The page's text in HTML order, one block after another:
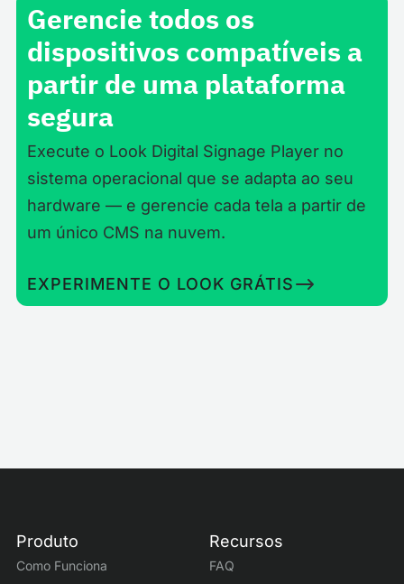
Gerencie todos os
dispositivos compatíveis a
partir de uma plataforma
segura
Execute o Look Digital Signage Player no
sistema operacional que se adapta ao seu
hardware — e gerencie cada tela a partir de
um único CMS na nuvem.
EXPERIMENTE O LOOK GRÁTIS
Produto
Como Funciona
Recursos
FAQ